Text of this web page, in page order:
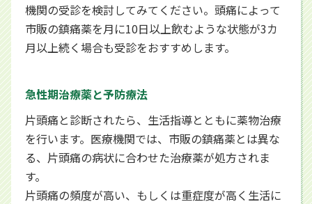
機関の受診を検討してみてください。頭痛によって
市販の鎮痛薬を月に10日以上飲むような状態が3カ
月以上続く場合も受診をおすすめします。
急性期治療薬と予防療法
片頭痛と診断されたら、生活指導とともに薬物治療
を行います。医療機関では、市販の鎮痛薬とは異な
る、片頭痛の病状に合わせた治療薬が処方されま
す。
片頭痛の頻度が高い、もしくは重症度が高く生活に